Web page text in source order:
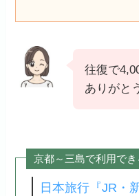
往復で
ありがと
京都～三島で利用で
日本旅行『JR・